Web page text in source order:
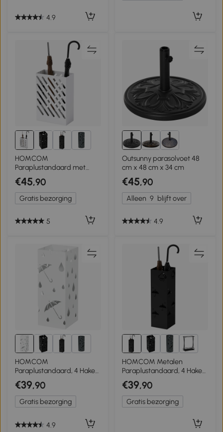
4.9
HOMCOM
Paraplustandaard met
Lekbak, 4 Haken, Staal, 28L
x 14B x 41H cm, Wit
€45,90
Gratis bezorging
5
Outsunny parasolvoet 48
cm x 48 cm x 34 cm
€45,90
Alleen 9 blijft over
4.9
HOMCOM
Paraplustandaard, 4 Haken,
Wateropvangbak, Staal, Wit
€39,90
Gratis bezorging
4.9
6+
HOMCOM Metalen
Paraplustandaard, 4 Haken,
Wolk- en Paraplumotief,
Druipbak, Zwart
€39,90
Gratis bezorging